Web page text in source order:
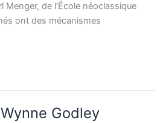
Menger, de l’École néoclassique
ont des mécanismes
Godley